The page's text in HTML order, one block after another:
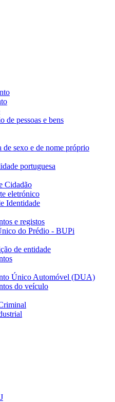
de pessoas e bens
de sexo e de nome próprio
portuguesa
Cidadão
eletrónico
Identidade
e registos
do Prédio - BUPi
de entidade
Único Automóvel (DUA)
do veículo